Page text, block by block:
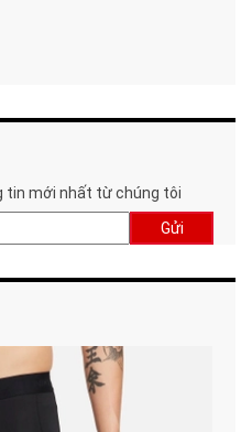
tin mới nhất từ chúng tôi
Gửi